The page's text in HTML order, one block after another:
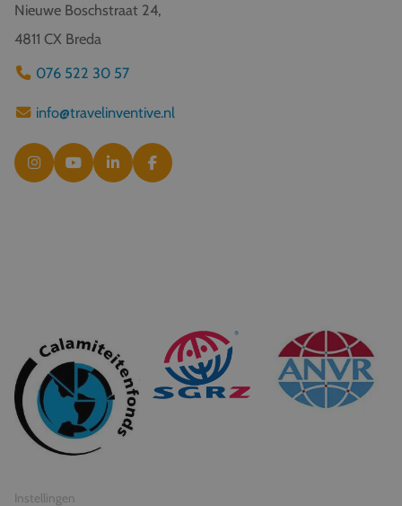
Nieuwe Boschstraat 24,
4811 CX Breda
076 522 30 57
info@travelinventive.nl
© 2026 Travel Inventive
Algemene voorwaarden
Privacy statement
Instellingen